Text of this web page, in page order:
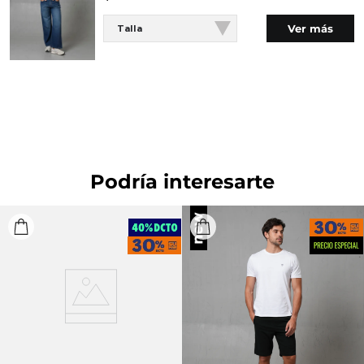
PLANCHADO: No planchar. BLANQUEADO: No usar
blanqueador.
Talla Ver más
Podría interesarte